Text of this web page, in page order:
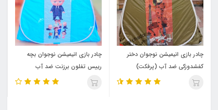
چادر بازی انیمیشن نوجوان دختر
کفشدوزکی ضد آب (پرفکت)
چادر بازی انیمیشن نوجوان بچه
رییس تفلون برزنت ضد آب
(پرفکت تفلون)